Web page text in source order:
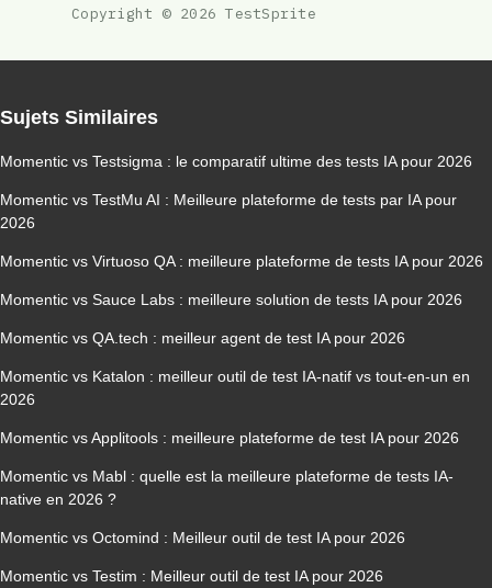
Copyright © 2026 TestSprite
Sujets Similaires
Momentic vs Testsigma : le comparatif ultime des tests IA pour 2026
Momentic vs TestMu AI : Meilleure plateforme de tests par IA pour
2026
Momentic vs Virtuoso QA : meilleure plateforme de tests IA pour 2026
Momentic vs Sauce Labs : meilleure solution de tests IA pour 2026
Momentic vs QA.tech : meilleur agent de test IA pour 2026
Momentic vs Katalon : meilleur outil de test IA-natif vs tout-en-un en
2026
Momentic vs Applitools : meilleure plateforme de test IA pour 2026
Momentic vs Mabl : quelle est la meilleure plateforme de tests IA-
native en 2026 ?
Momentic vs Octomind : Meilleur outil de test IA pour 2026
Momentic vs Testim : Meilleur outil de test IA pour 2026